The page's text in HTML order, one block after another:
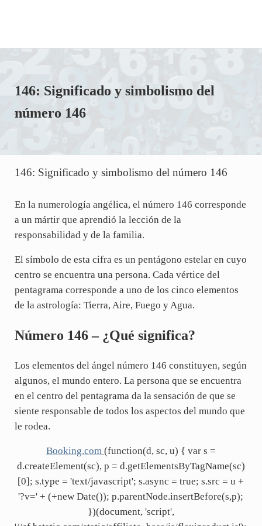
146: Significado y simbolismo del
número 146
146: Significado y simbolismo del número 146
En la numerología angélica, el número 146 corresponde
a un mártir que aprendió la lección de la
responsabilidad y de la familia.
El símbolo de esta cifra es un pentágono estelar en cuyo
centro se encuentra una persona. Cada vértice del
pentagrama corresponde a uno de los cinco elementos
de la astrología: Tierra, Aire, Fuego y Agua.
Número 146 – ¿Qué significa?
Los elementos del ángel número 146 constituyen, según
algunos, el mundo entero. La persona que se encuentra
en el centro del pentagrama da la sensación de que se
siente responsable de todos los aspectos del mundo que
le rodea.
Booking.com (function(d, sc, u) { var s =
d.createElement(sc), p = d.getElementsByTagName(sc)
[0]; s.type = 'text/javascript'; s.async = true; s.src = u +
'?v=' + (+new Date()); p.parentNode.insertBefore(s,p);
})(document, 'script',